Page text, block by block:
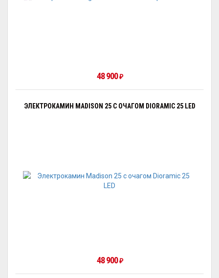
48 900₽
ЭЛЕКТРОКАМИН MADISON 25 С ОЧАГОМ DIORAMIC 25 LED
48 900₽